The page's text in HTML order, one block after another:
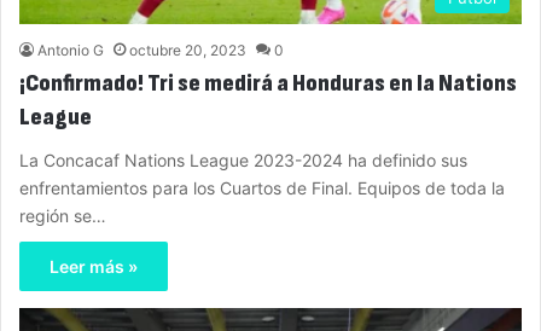
Antonio G octubre 20, 2023 0
¡Confirmado! Tri se medirá a Honduras en la Nations
League
La Concacaf Nations League 2023-2024 ha definido sus
enfrentamientos para los Cuartos de Final. Equipos de toda la
región se…
Leer más »